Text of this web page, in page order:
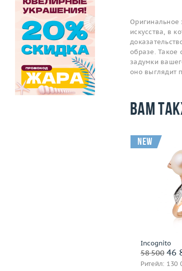
Оригинальное
искусства, в
образе. Такое
задумки
оно выглядит
Вам
Incognito
58 50046
Ритейл: 130
new
Материал